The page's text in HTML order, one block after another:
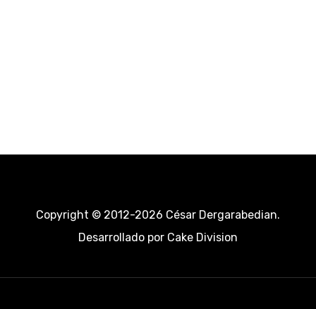
Copyright © 2012-2026 César Dergarabedian.
Desarrollado porCake Division